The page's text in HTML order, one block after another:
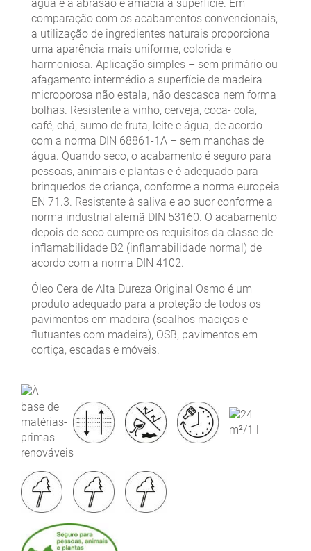
água e à abrasão e amacia a superfície. Em
comparação com os acabamentos convencionais,
a utilização de ingredientes naturais proporciona
uma aparência mais uniforme, colorida e
harmoniosa. Aplicação simples – sem primário ou
afagamento intermédio a superfície de madeira
microporosa não estala, não descasca nem forma
bolhas. Resistente a vinho, cerveja, coca- cola,
café, chá, sumo de fruta, leite e água, de acordo
com a norma DIN 68861-1A – sem manchas de
água. Quando seco, o acabamento é seguro para
pessoas, animais e plantas e é adequado para
brinquedos de criança, conforme a norma europeia
EN 71.3. Resistente à saliva e ao suor conforme a
norma industrial alemã DIN 53160. O acabamento
depois de seco cumpre os requisitos da classe de
inflamabilidade B2 (inflamabilidade normal) de
acordo com a norma DIN 4102.
Óleo Cera de Alta Dureza Original Osmo é um
produto adequado para a proteção de todos os
pavimentos em madeira (soalhos maciços e
flutuantes com madeira), OSB, pavimentos em
cortiça, escadas e móveis.